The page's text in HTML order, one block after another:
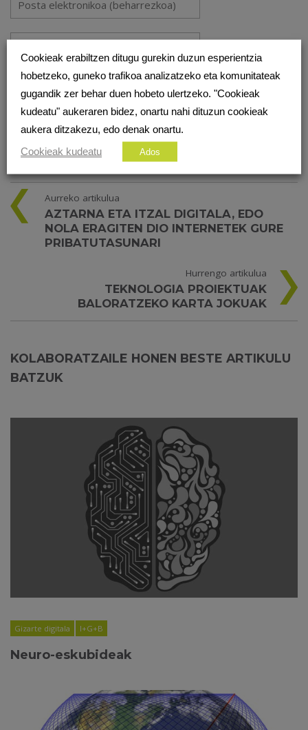
Gorde nire izena, emaila eta webgunea bilatzaile honetan
komentatzen dudan hurrengorako.
Aurreko artikulua
AZTARNA ETA ITZAL DIGITALA, EDO
NOLA ERAGITEN DIO INTERNETEK GURE
PRIBATUTASUNARI
Hurrengo artikulua
TEKNOLOGIA PROIEKTUAK
BALORATZEKO KARTA JOKUAK
KOLABORATZAILE HONEN BESTE ARTIKULU
BATZUK
Gizarte digitala I+G+B
Neuro-eskubideak
Cookieak erabiltzen ditugu gurekin duzun esperientzia
hobetzeko, guneko trafikoa analizatzeko eta komunitateak
gugandik zer behar duen hobeto ulertzeko. "Cookieak
kudeatu" aukeraren bidez, onartu nahi dituzun cookieak
aukera ditzakezu, edo denak onartu.
Cookieak kudeatu
Ados